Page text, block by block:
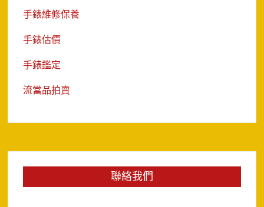
手錶維修保養
手錶估價
手錶鑑定
流當品拍賣
聯絡我們